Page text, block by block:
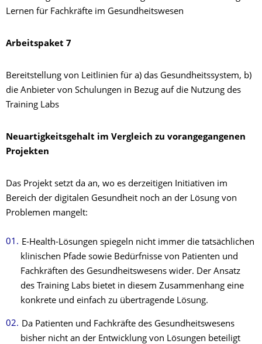
Lernen für Fachkräfte im Gesundheitswesen
Arbeitspaket 7
Bereitstellung von Leitlinien für a) das Gesundheitssystem, b)
die Anbieter von Schulungen in Bezug auf die Nutzung des
Training Labs
Neuartigkeitsgehalt im Vergleich zu vorangegangenen
Projekten
Das Projekt setzt da an, wo es derzeitigen Initiativen im
Bereich der digitalen Gesundheit noch an der Lösung von
Problemen mangelt:
E-Health-Lösungen spiegeln nicht immer die tatsächlichen
klinischen Pfade sowie Bedürfnisse von Patienten und
Fachkräften des Gesundheitswesens wider. Der Ansatz
des Training Labs bietet in diesem Zusammenhang eine
konkrete und einfach zu übertragende Lösung.
Da Patienten und Fachkräfte des Gesundheitswesens
bisher nicht an der Entwicklung von Lösungen beteiligt